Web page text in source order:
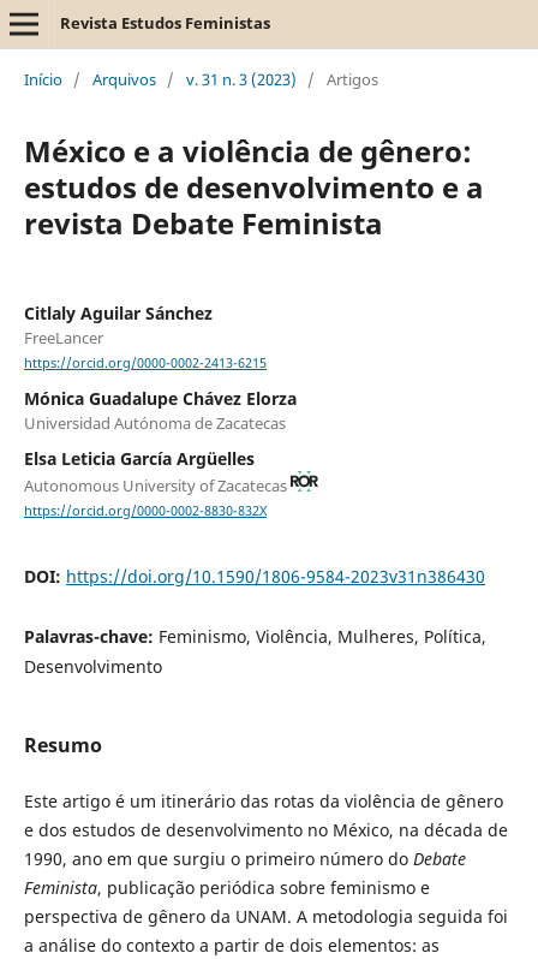
Revista Estudos Feministas
Início / Arquivos / v. 31 n. 3 (2023) / Artigos
México e a violência de gênero:
estudos de desenvolvimento e a
revista Debate Feminista
Citlaly Aguilar Sánchez
FreeLancer
https://orcid.org/0000-0002-2413-6215
Mónica Guadalupe Chávez Elorza
Universidad Autónoma de Zacatecas
Elsa Leticia García Argüelles
Autonomous University of Zacatecas
https://orcid.org/0000-0002-8830-832X
DOI: https://doi.org/10.1590/1806-9584-2023v31n386430
Palavras-chave: Feminismo, Violência, Mulheres, Política,
Desenvolvimento
Resumo
Este artigo é um itinerário das rotas da violência de gênero
e dos estudos de desenvolvimento no México, na década de
1990, ano em que surgiu o primeiro número do Debate
Feminista, publicação periódica sobre feminismo e
perspectiva de gênero da UNAM. A metodologia seguida foi
a análise do contexto a partir de dois elementos: as